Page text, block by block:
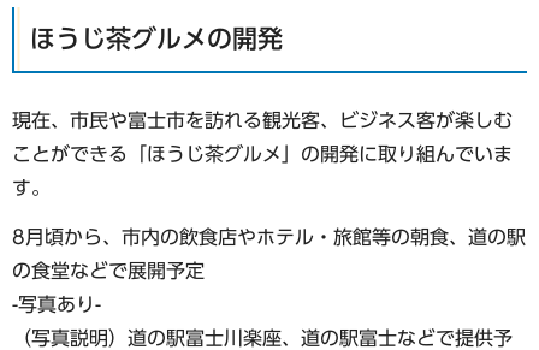
ほうじ茶グルメの開発
現在、市民や富士市を訪れる観光客、ビジネス客が楽しむ
ことができる「ほうじ茶グルメ」の開発に取り組んでいま
す。
8月頃から、市内の飲食店やホテル・旅館等の朝食、道の駅
の食堂などで展開予定
-写真あり-
（写真説明）道の駅富士川楽座、道の駅富士などで提供予